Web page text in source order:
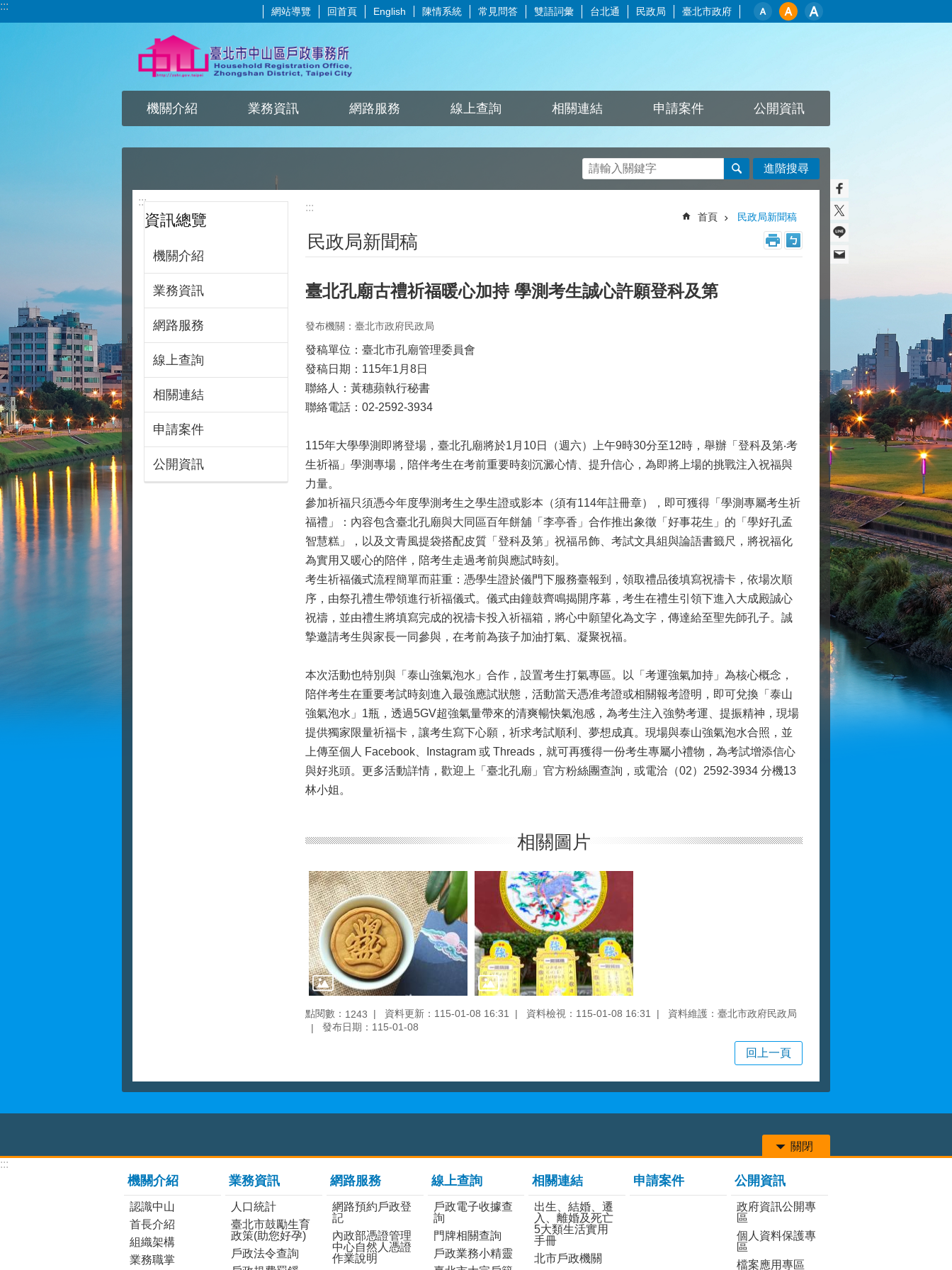
跳到主要內容區塊
::: 網站導覽 回首頁 English 陳情系統 常見問答 雙語詞彙 台北通 民政局 臺北市政府
機關介紹 業務資訊 網路服務 線上查詢 相關連結 申請案件 公開資訊
進階搜尋
:::
資訊總覽
機關介紹
業務資訊
網路服務
線上查詢
相關連結
申請案件
公開資訊
:::
首頁 民政局新聞稿
民政局新聞稿
臺北孔廟古禮祈福暖心加持 學測考生誠心許願登科及第
發布機關：臺北市政府民政局
發稿單位：臺北市孔廟管理委員會
發稿日期：115年1月8日
聯絡人：黃穗蘋執行秘書
聯絡電話：02-2592-3934
115年大學學測即將登場，臺北孔廟將於1月10日（週六）上午9時30分至12時，舉辦「登科及第‧考
生祈福」學測專場，陪伴考生在考前重要時刻沉澱心情、提升信心，為即將上場的挑戰注入祝福與
力量。
參加祈福只須憑今年度學測考生之學生證或影本（須有114年註冊章），即可獲得「學測專屬考生祈
福禮」：內容包含臺北孔廟與大同區百年餅舖「李亭香」合作推出象徵「好事花生」的「學好孔孟
智慧糕」，以及文青風提袋搭配皮質「登科及第」祝福吊飾、考試文具組與論語書籤尺，將祝福化
為實用又暖心的陪伴，陪考生走過考前與應試時刻。
考生祈福儀式流程簡單而莊重：憑學生證於儀門下服務臺報到，領取禮品後填寫祝禱卡，依場次順
序，由祭孔禮生帶領進行祈福儀式。儀式由鐘鼓齊鳴揭開序幕，考生在禮生引領下進入大成殿誠心
祝禱，並由禮生將填寫完成的祝禱卡投入祈福箱，將心中願望化為文字，傳達給至聖先師孔子。誠
摯邀請考生與家長一同參與，在考前為孩子加油打氣、凝聚祝福。
本次活動也特別與「泰山強氣泡水」合作，設置考生打氣專區。以「考運強氣加持」為核心概念，
陪伴考生在重要考試時刻進入最強應試狀態，活動當天憑准考證或相關報考證明，即可兌換「泰山
強氣泡水」1瓶，透過5GV超強氣量帶來的清爽暢快氣泡感，為考生注入強勢考運、提振精神，現場
提供獨家限量祈福卡，讓考生寫下心願，祈求考試順利、夢想成真。現場與泰山強氣泡水合照，並
上傳至個人 Facebook、Instagram 或 Threads，就可再獲得一份考生專屬小禮物，為考試增添信心
與好兆頭。更多活動詳情，歡迎上「臺北孔廟」官方粉絲團查詢，或電洽（02）2592-3934 分機13
林小姐。
相關圖片
點閱數： 1243 資料更新：115-01-08 16:31 資料檢視：115-01-08 16:31
資料維護：臺北市政府民政局
發布日期：115-01-08
回上一頁
關閉
:::
機關介紹
認識中山
首長介紹
組織架構
業務職掌
業務資訊
人口統計
臺北市鼓勵生育
政策(助您好孕)
戶政法令查詢
網路服務
網路預約戶政登
記
內政部憑證管理
中心自然人憑證
作業說明
線上查詢
戶政電子收據查
詢
門牌相關查詢
戶政業務小精靈
相關連結
出生、結婚、遷
入、離婚及死亡
5大類生活實用
手冊
北市戶政機關
申請案件 公開資訊
政府資訊公開專
區
個人資料保護專
區
檔案應用專區